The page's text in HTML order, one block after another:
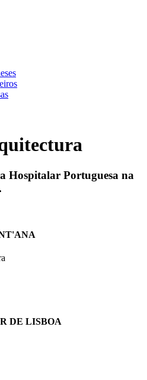
Hospitalar Portuguesa na
DE LISBOA